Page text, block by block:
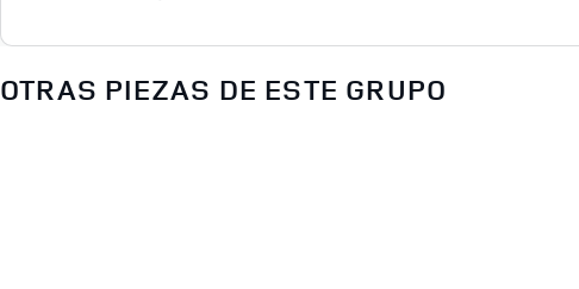
OTRAS PIEZAS DE ESTE GRUPO